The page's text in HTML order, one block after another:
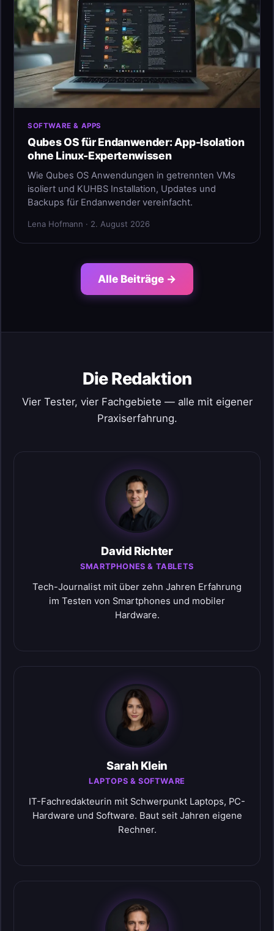
SOFTWARE & APPS
Qubes OS für Endanwender: App-Isolation
ohne Linux-Expertenwissen
Wie Qubes OS Anwendungen in getrennten VMs
isoliert und KUHBS Installation, Updates und
Backups für Endanwender vereinfacht.
Lena Hofmann · 2. August 2026
Alle Beiträge →
Die Redaktion
Vier Tester, vier Fachgebiete — alle mit eigener
Praxiserfahrung.
David Richter
SMARTPHONES & TABLETS
Tech-Journalist mit über zehn Jahren Erfahrung
im Testen von Smartphones und mobiler
Hardware.
Sarah Klein
LAPTOPS & SOFTWARE
IT-Fachredakteurin mit Schwerpunkt Laptops, PC-
Hardware und Software. Baut seit Jahren eigene
Rechner.